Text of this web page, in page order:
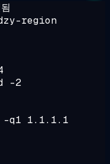
region
-2
q1 1.1.1.1